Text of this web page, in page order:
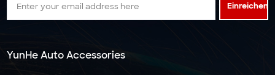
Einreichen
YunHe Auto Accessories